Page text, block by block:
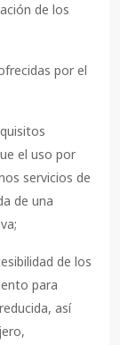
de los
por el
el uso por
servicios de
de una
de los
para
así